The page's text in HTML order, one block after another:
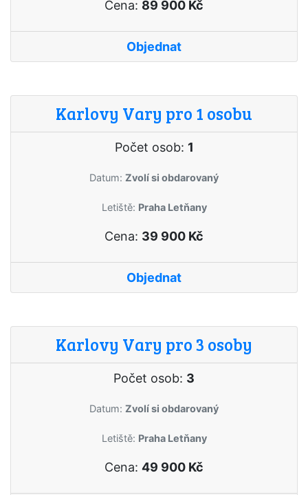
Cena: 89 900 Kč
Objednat
Karlovy Vary pro 1 osobu
Počet osob: 1
Datum: Zvolí si obdarovaný
Letiště: Praha Letňany
Cena: 39 900 Kč
Objednat
Karlovy Vary pro 3 osoby
Počet osob: 3
Datum: Zvolí si obdarovaný
Letiště: Praha Letňany
Cena: 49 900 Kč